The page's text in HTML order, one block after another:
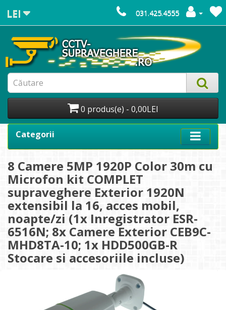
LEI 031.425.4555
0 produs(e) - 0,00LEI
Categorii
8 Camere 5MP 1920P Color 30m cu
Microfon kit COMPLET
supraveghere Exterior 1920N
extensibil la 16, acces mobil,
noapte/zi (1x Inregistrator ESR-
6516N; 8x Camere Exterior CEB9C-
MHD8TA-10; 1x HDD500GB-R
Stocare si accesoriile incluse)